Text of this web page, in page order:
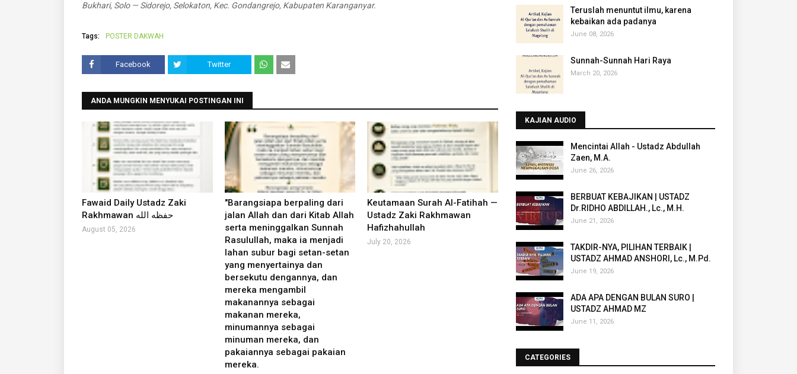
Bukhari, Solo — Sidorejo, Selokaton, Kec. Gondangrejo, Kabupaten Karanganyar.
Tags: POSTER DAKWAH
Facebook Twitter
ANDA MUNGKIN MENYUKAI POSTINGAN INI
Fawaid Daily Ustadz Zaki
Rakhmawan حفظه الله
August 05, 2026
"Barangsiapa berpaling dari
jalan Allah dan dari Kitab Allah
serta meninggalkan Sunnah
Rasulullah, maka ia menjadi
lahan subur bagi setan-setan
yang menyertainya dan
bersekutu dengannya, dan
mereka mengambil
makanannya sebagai
makanan mereka,
minumannya sebagai
minuman mereka, dan
pakaiannya sebagai pakaian
mereka.
Keutamaan Surah Al-Fatihah —
Ustadz Zaki Rakhmawan
Hafizhahullah
July 20, 2026
Teruslah menuntut ilmu, karena
kebaikan ada padanya
June 08, 2026
Sunnah-Sunnah Hari Raya
March 20, 2026
KAJIAN AUDIO
Mencintai Allah - Ustadz Abdullah
Zaen, M.A.
June 26, 2026
BERBUAT KEBAJIKAN | USTADZ
Dr.RIDHO ABDILLAH., Lc., M.H.
June 21, 2026
TAKDIR-NYA, PILIHAN TERBAIK |
USTADZ AHMAD ANSHORI, Lc., M.Pd.
June 19, 2026
ADA APA DENGAN BULAN SURO |
USTADZ AHMAD MZ
June 11, 2026
CATEGORIES